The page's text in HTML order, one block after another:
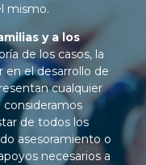
mismo.
y a los
de los casos, la
en el desarrollo de
cualquier
de todos los
asesoramiento o
necesarios a